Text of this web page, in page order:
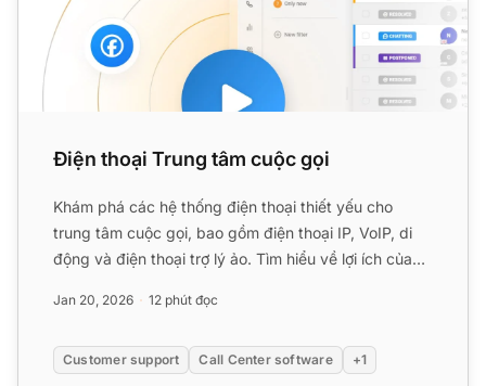
Điện thoại Trung tâm cuộc gọi
Khám phá các hệ thống điện thoại thiết yếu cho
trung tâm cuộc gọi, bao gồm điện thoại IP, VoIP, di
động và điện thoại trợ lý ảo. Tìm hiểu về lợi ích của
Jan 20, 2026 12 phút đọc
Customer support Call Center software +1